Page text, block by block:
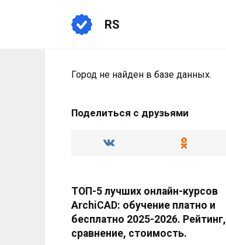
RS
Город не найден в базе данных.
Поделиться с друзьями
ТОП-5 лучших онлайн-курсов
ArchiCAD: обучение платно и
бесплатно 2025-2026. Рейтинг,
сравнение, стоимость.